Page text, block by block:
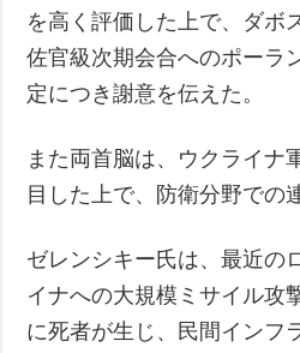
を高く評価した上で、ダボ
佐官級次期会合へのポーラ
定につき謝意を伝えた。
また両首脳は、ウクライナ
目した上で、防衛分野での
ゼレンシキー氏は、最近の
イナへの大規模ミサイル攻
に死者が生じ、民間インフ